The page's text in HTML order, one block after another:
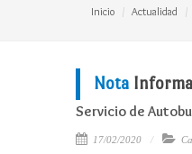
Inicio Actualidad
Nota
Servicio de
17/02/2020